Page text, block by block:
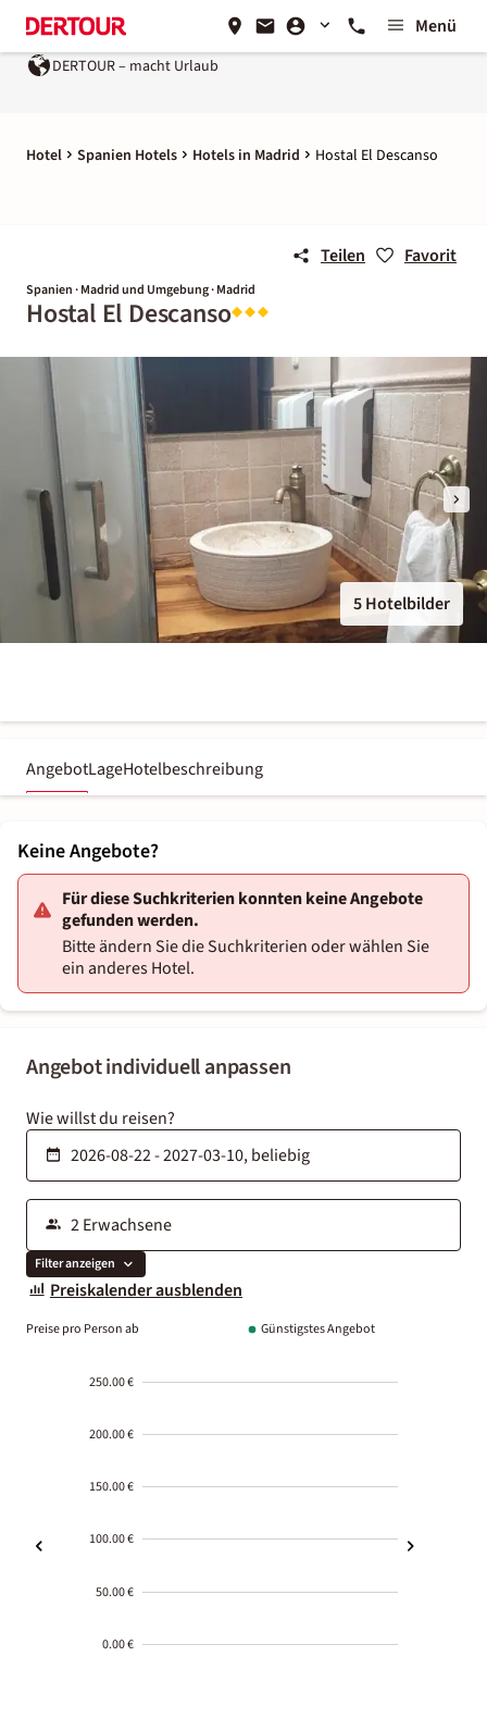
Menü
DERTOUR – macht Urlaub
Hotel Spanien Hotels Hotels in Madrid Hostal El Descanso
Teilen Favorit
Spanien · Madrid und Umgebung · Madrid
Hostal El Descanso
5 Hotelbilder
AngebotLageHotelbeschreibung
Angebot individuell anpassen
Wie willst du reisen?
Filter anzeigen
Preiskalender ausblenden
Preise pro Person ab Günstigstes Angebot
250.00 €
200.00 €
150.00 €
100.00 €
50.00 €
0.00 €
Keine Angebote?
Für diese Suchkriterien konnten keine Angebote
gefunden werden.
Bitte ändern Sie die Suchkriterien oder wählen Sie
ein anderes Hotel.